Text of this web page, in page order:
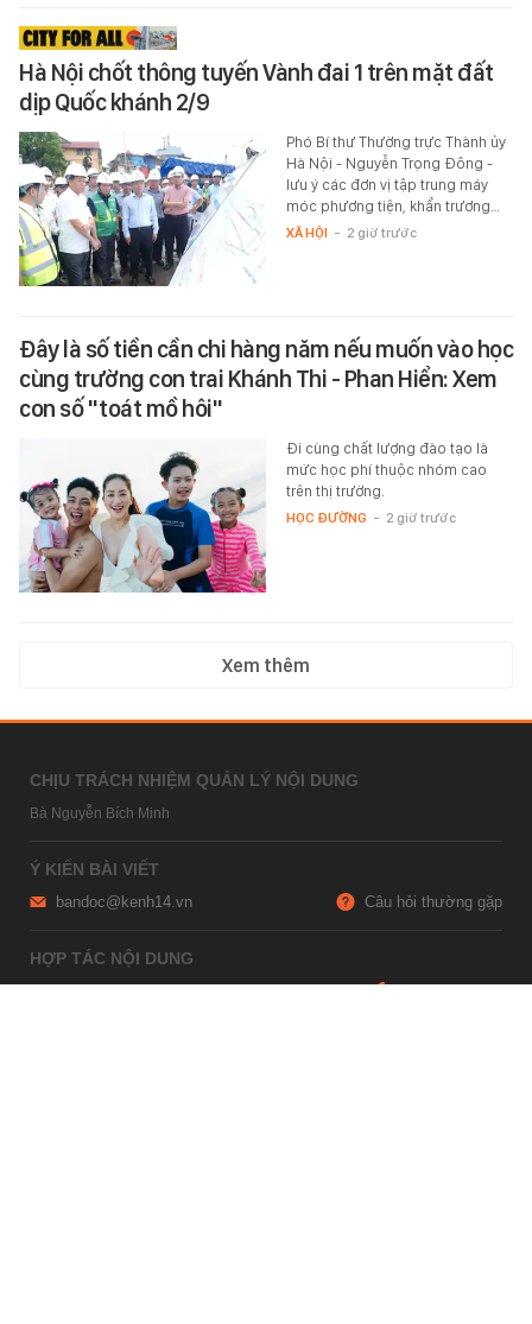
Hà Nội chốt thông tuyến Vành đai 1 trên mặt đất
dịp Quốc khánh 2/9
Phó Bí thư Thường trực Thành ủy
Hà Nội - Nguyễn Trọng Đông -
lưu ý các đơn vị tập trung máy
móc phương tiện, khẩn trương…
XÃ HỘI - 2 giờ trước
Đây là số tiền cần chi hàng năm nếu muốn vào học
cùng trường con trai Khánh Thi - Phan Hiển: Xem
con số "toát mồ hôi"
Đi cùng chất lượng đào tạo là
mức học phí thuộc nhóm cao
trên thị trường.
HỌC ĐƯỜNG - 2 giờ trước
Xem thêm
CHỊU TRÁCH NHIỆM QUẢN LÝ NỘI DUNG
Bà Nguyễn Bích Minh
Ý KIẾN BÀI VIẾT
bandoc@kenh14.vn Câu hỏi thường gặp
HỢP TÁC NỘI DUNG
marketing@kenh14.vn 024 7309 5555